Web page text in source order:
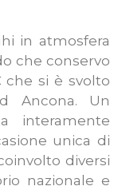
in atmosfera
che conservo
che si è svolto
Ancona. Un
interamente
unica di
diversi
nazionale e